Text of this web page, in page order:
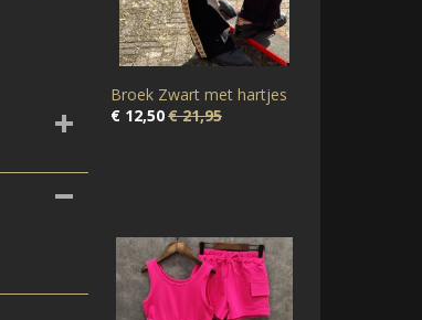
Broek Zwart met hartjes
€ 12,50€ 21,95